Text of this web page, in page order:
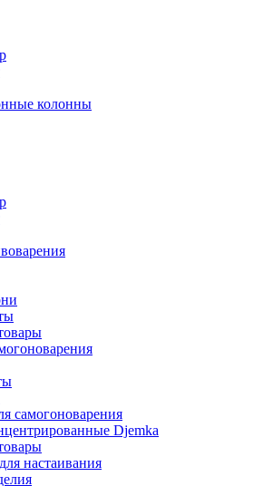
колонны
самогоноварения
Djemka
настаивания